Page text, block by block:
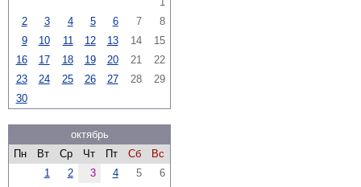
2
3 4 5 6 7
8
9
10 11 12 13 14
15
16
17 18 19 20 21
22
23
24 25 26 27 28
29
30
октябрь
Пн
Вт Ср Чт Пт Сб
Вс
1
2 3 4 5
6